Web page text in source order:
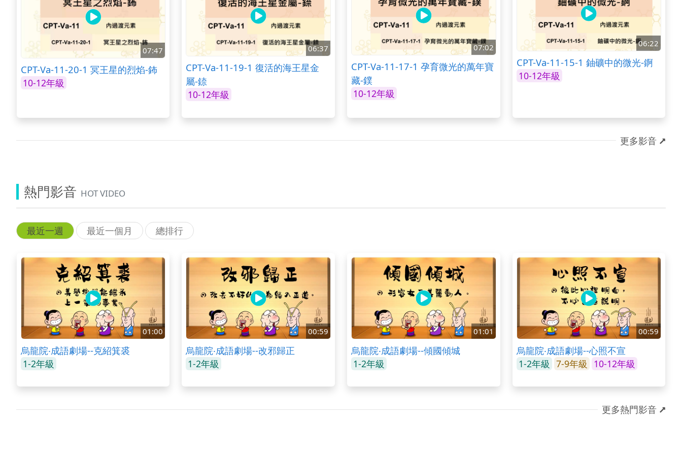
07:47
CPT-Va-11-20-1 冥王星的烈焰-鈽
10-12年級
06:37
CPT-Va-11-19-1 復活的海王星金
屬-錼
10-12年級
07:02
CPT-Va-11-17-1 孕育微光的萬年寶
藏-鏷
10-12年級
06:22
CPT-Va-11-15-1 鈾礦中的微光-錒
10-12年級
更多影音
熱門影音 HOT VIDEO
最近一週 最近一個月 總排行
01:00
烏龍院‧成語劇場--克紹箕裘
1-2年級
00:59
烏龍院‧成語劇場--改邪歸正
1-2年級
01:01
烏龍院‧成語劇場--傾國傾城
1-2年級
00:59
烏龍院‧成語劇場--心照不宣
1-2年級 7-9年級 10-12年級
更多熱門影音